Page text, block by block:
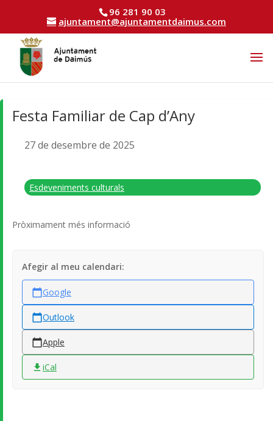
96 281 90 03
ajuntament@ajuntamentdaimus.com
Festa Familiar de Cap d’Any
27 de desembre de 2025
Esdeveniments culturals
Pròximament més informació
Afegir al meu calendari:
Google
Outlook
Apple
iCal